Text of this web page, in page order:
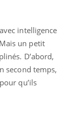
intelligence
un petit
D’abord,
second temps,
qu’ils